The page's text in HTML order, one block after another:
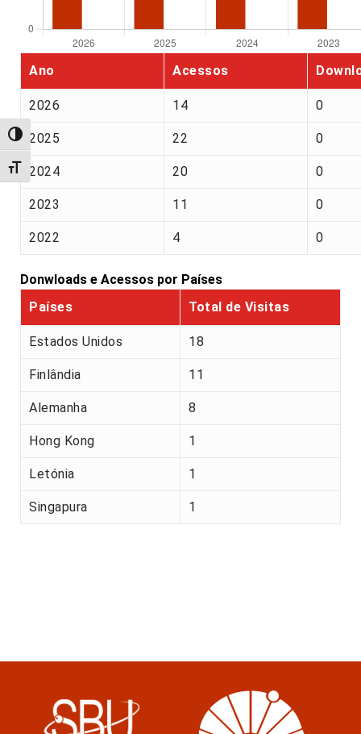
Alternar alto contraste
Alternar tamanho da fonte
Ano Acessos
2026 14 0
2025 22 0
2024 20 0
2023 11 0
2022 4 0
Donwloads e Acessos por Países
Países
Total de Visitas
Estados Unidos 18
Finlândia 11
Alemanha 8
Hong Kong 1
Letónia 1
Singapura 1